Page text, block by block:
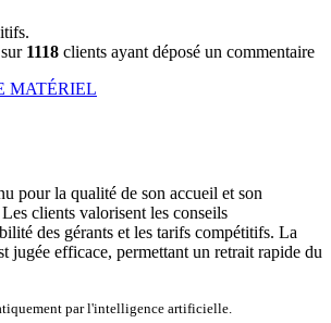
1118 clients ayant déposé un commentaire
MATÉRIEL
pour la qualité de son accueil et son
clients valorisent les conseils
des gérants et les tarifs compétitifs. La
jugée efficace, permettant un retrait rapide du
par l'intelligence artificielle.